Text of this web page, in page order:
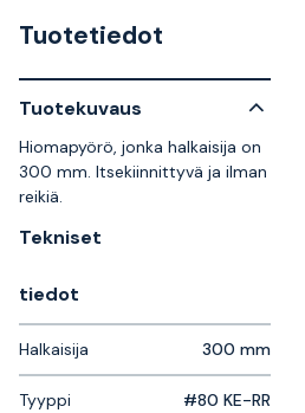
Tuotetiedot
Tuotekuvaus
Hiomapyörö, jonka halkaisija on
300 mm. Itsekiinnittyvä ja ilman
reikiä.
Tekniset
tiedot
Halkaisija 300 mm
Tyyppi #80 KE-RR